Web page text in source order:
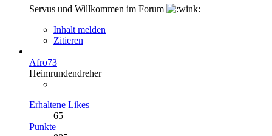
Servus und Willkommen im Forum
Inhalt melden
Zitieren
Afro73
Heimrundendreher
Erhaltene Likes
65
Punkte